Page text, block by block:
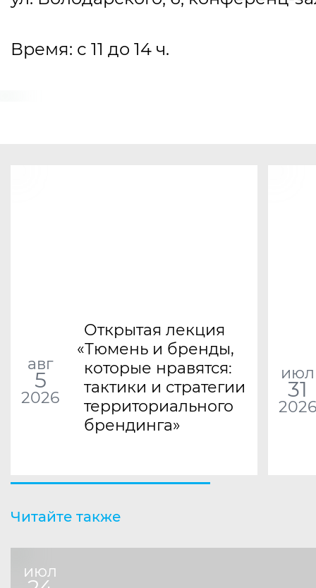
Время: с 11 до 14 ч.
авг
5
2026
Открытая лекция
«Тюмень и бренды,
которые нравятся:
тактики и стратегии
территориального
брендинга»
июл
31
2026
Читайте также
июл